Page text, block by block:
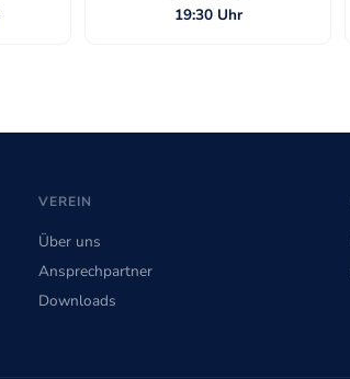
19:30 Uhr
VEREIN
Über uns
Ansprechpartner
Downloads